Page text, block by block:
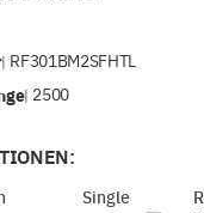
| RF301BM2SFHTL
| 2500
Single